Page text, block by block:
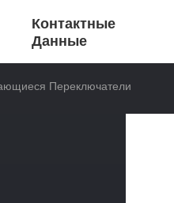
Контактные
Данные
Переключатели